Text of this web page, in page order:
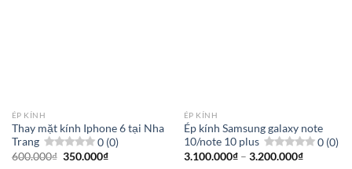
ÉP KÍNH
Thay mặt kính Iphone 6 tại Nha
Trang
0 (0)
600.000₫ Giá
350.000₫Giá
ÉP KÍNH
Ép kính Samsung galaxy note
10/note 10 plus
0 (0)
3.100.000₫ – 3.200.000₫Khoảng